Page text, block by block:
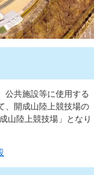
公共施設等に使用する
、開成山陸上競技場の
山陸上競技場」となり